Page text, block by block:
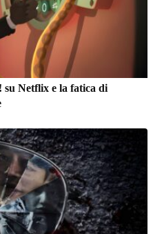
Netflix e la fatica di